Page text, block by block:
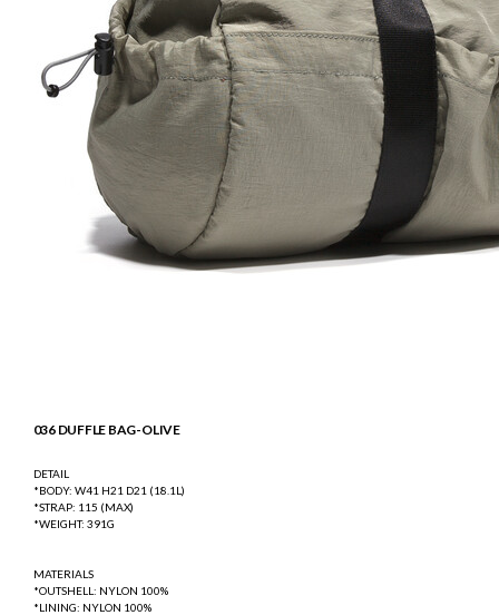
036 DUFFLE BAG-OLIVE
DETAIL
*BODY: W41 H21 D21 (18.1L)
*STRAP: 115 (MAX)
*WEIGHT: 391G
MATERIALS
*OUTSHELL: NYLON 100%
*LINING: NYLON 100%